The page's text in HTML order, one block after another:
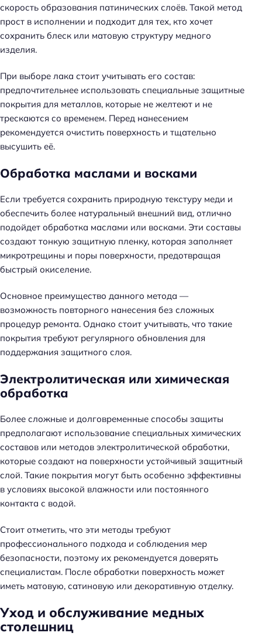
скорость образования патинических слоёв. Такой метод
прост в исполнении и подходит для тех, кто хочет
сохранить блеск или матовую структуру медного
изделия.
При выборе лака стоит учитывать его состав:
предпочтительнее использовать специальные защитные
покрытия для металлов, которые не желтеют и не
трескаются со временем. Перед нанесением
рекомендуется очистить поверхность и тщательно
высушить её.
Обработка маслами и восками
Если требуется сохранить природную текстуру меди и
обеспечить более натуральный внешний вид, отлично
подойдет обработка маслами или восками. Эти составы
создают тонкую защитную пленку, которая заполняет
микротрещины и поры поверхности, предотвращая
быстрый окиселение.
Основное преимущество данного метода —
возможность повторного нанесения без сложных
процедур ремонта. Однако стоит учитывать, что такие
покрытия требуют регулярного обновления для
поддержания защитного слоя.
Электролитическая или химическая
обработка
Более сложные и долговременные способы защиты
предполагают использование специальных химических
составов или методов электролитической обработки,
которые создают на поверхности устойчивый защитный
слой. Такие покрытия могут быть особенно эффективны
в условиях высокой влажности или постоянного
контакта с водой.
Стоит отметить, что эти методы требуют
профессионального подхода и соблюдения мер
безопасности, поэтому их рекомендуется доверять
специалистам. После обработки поверхность может
иметь матовую, сатиновую или декоративную отделку.
Уход и обслуживание медных
столешниц